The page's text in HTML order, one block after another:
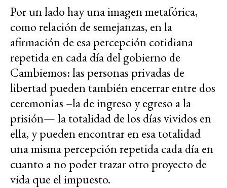
Por un lado hay una imagen metafórica,
como relación de semejanzas, en la
afirmación de esa percepción cotidiana
repetida en cada día del gobierno de
Cambiemos: las personas privadas de
libertad pueden también encerrar entre dos
ceremonias –la de ingreso y egreso a la
prisión— la totalidad de los días vividos en
ella, y pueden encontrar en esa totalidad
una misma percepción repetida cada día en
cuanto a no poder trazar otro proyecto de
vida que el impuesto.